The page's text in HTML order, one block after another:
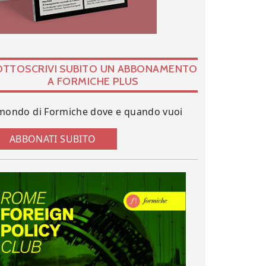
SUBITO UN ABBONAMENTO
A FORMICHE PLUS
di Formiche dove e quando vuoi
ABBONATI SUBITO